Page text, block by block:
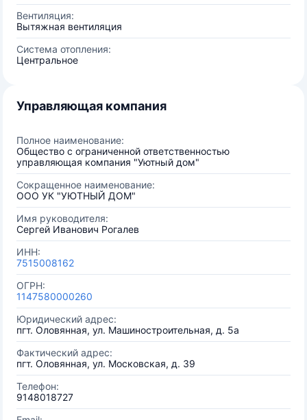
Вентиляция:
Вытяжная вентиляция
Система отопления:
Центральное
Управляющая компания
Полное наименование:
Общество с ограниченной ответственностью
управляющая компания "Уютный дом"
Сокращенное наименование:
ООО УК "УЮТНЫЙ ДОМ"
Имя руководителя:
Сергей Иванович Рогалев
ИНН:
7515008162
ОГРН:
1147580000260
Юридический адрес:
пгт. Оловянная, ул. Машиностроительная, д. 5а
Фактический адрес:
пгт. Оловянная, ул. Московская, д. 39
Телефон:
9148018727